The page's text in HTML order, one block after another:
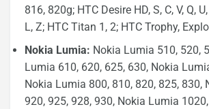
816, 820g; HTC Desire HD, S, C, V, Q, U,
L, Z; HTC Titan 1, 2; HTC Trophy,
Nokia Lumia: Nokia Lumia 510, 520,
Lumia 610, 620, 625, 630, Nokia
Nokia Lumia 800, 810, 820, 825, 830,
920, 925, 928, 930, Nokia Lumia